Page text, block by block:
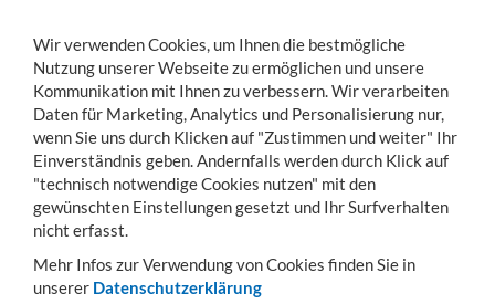
Toggle
navigation
MENÜ KONTO WARENKORB
Sie sind hier: Transportwagen Kasten- und Schrankwagen
Wir verwenden Cookies, um Ihnen die bestmögliche
Nutzung unserer Webseite zu ermöglichen und unsere
Kommunikation mit Ihnen zu verbessern. Wir verarbeiten
Daten für Marketing, Analytics und Personalisierung nur,
wenn Sie uns durch Klicken auf "Zustimmen und weiter" Ihr
Einverständnis geben. Andernfalls werden durch Klick auf
"technisch notwendige Cookies nutzen" mit den
gewünschten Einstellungen gesetzt und Ihr Surfverhalten
nicht erfasst.
Mehr Infos zur Verwendung von Cookies finden Sie in
unserer Datenschutzerklärung